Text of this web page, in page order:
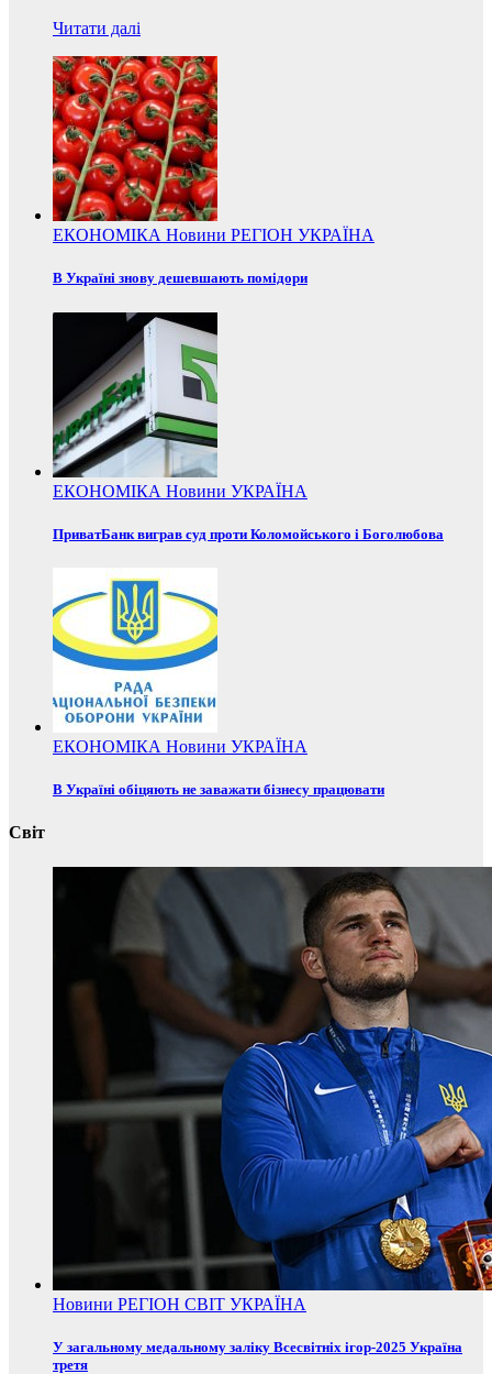
Читати далі
ЕКОНОМІКА Новини РЕГІОН УКРАЇНА
В Україні знову дешевшають помідори
ЕКОНОМІКА Новини УКРАЇНА
ПриватБанк виграв суд проти Коломойського і Боголюбова
ЕКОНОМІКА Новини УКРАЇНА
В Україні обіцяють не заважати бізнесу працювати
Світ
Новини РЕГІОН СВІТ УКРАЇНА
У загальному медальному заліку Всесвітніх ігор-2025 Україна
третя